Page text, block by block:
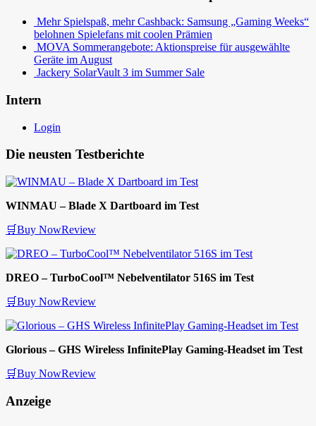
Mehr Spielspaß, mehr Cashback: Samsung „Gaming Weeks“
belohnen Spielefans mit coolen Prämien
MOVA Sommerangebote: Aktionspreise für ausgewählte
Geräte im August
Jackery SolarVault 3 im Summer Sale
Intern
Login
Die neusten Testberichte
WINMAU – Blade X Dartboard im Test
🛒Buy NowReview
DREO – TurboCool™ Nebelventilator 516S im Test
🛒Buy NowReview
Glorious – GHS Wireless InfinitePlay Gaming-Headset im Test
🛒Buy NowReview
Anzeige